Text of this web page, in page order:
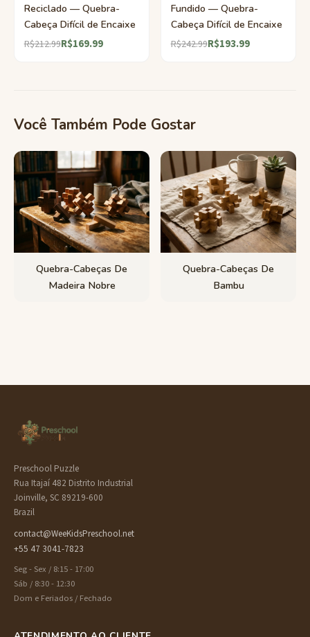
Reciclado — Quebra-
Cabeça Difícil de Encaixe
R$212.99R$169.99
Fundido — Quebra-
Cabeça Difícil de Encaixe
R$242.99R$193.99
Você Também Pode Gostar
Quebra-Cabeças De
Madeira Nobre
Quebra-Cabeças De
Bambu
Preschool Puzzle
Rua Itajaí 482 Distrito Industrial
Joinville, SC 89219-600
Brazil
contact@WeeKidsPreschool.net
+55 47 3041-7823
Seg - Sex / 8:15 - 17:00
Sáb / 8:30 - 12:30
Dom e Feriados / Fechado